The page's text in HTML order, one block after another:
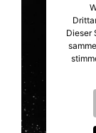
Dieser